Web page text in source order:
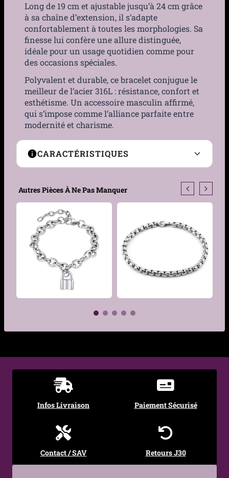
Long de 19 cm et ajustable jusqu’à 24 cm grâce
à sa chaîne d’extension, il s’adapte
confortablement à toutes les morphologies. Sa
finesse lui confère une allure distinguée,
idéale pour un usage quotidien comme pour
des occasions spéciales.
Polyvalent et durable, ce bracelet conjugue le
meilleur de l’acier 316L : résistance, confort et
esthétisme. Un accessoire masculin affirmé,
qui s’impose comme l’alliance parfaite entre
modernité et charisme.
CARACTÉRISTIQUES
Type de chaîne
Genre
Matière
Acier 316L, Perle
synthétique
Couleur Acier, Noir
19 cm + 5 cm extension
Fermoir
Style
Masculin, Moderne,
Élégant, Intemporel
Occasions
Quotidien, Bureau, Soirée,
Autres Pièces À Ne Pas Manquer
Infos Livraison Paiement Sécurisé
Contact / SAV Retours J30